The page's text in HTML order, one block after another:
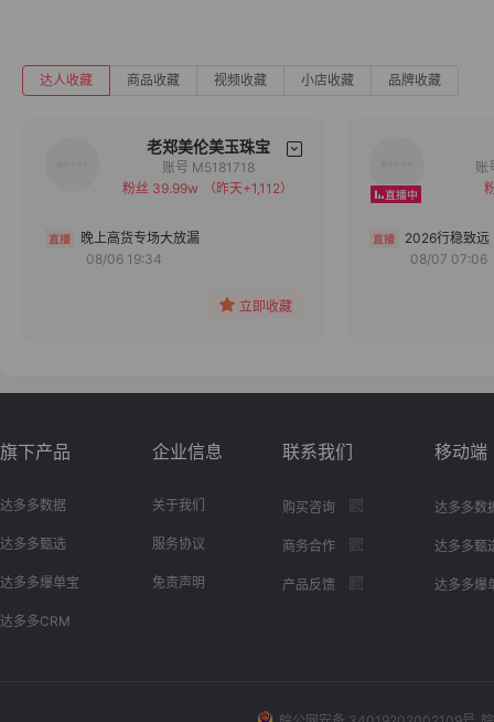
达人收藏 商品收藏 视频收藏 小店收藏 品牌收藏
老郑美伦美玉珠宝
备注
分组
账号 M5181718
粉丝 39.99w
（昨天+1,112）
晚上高货专场大放漏
08/06 19:34
立即收藏
2026行稳致远
08/07 07:06
旗下产品
达多多数据
达多多甄选
达多多爆单宝
达多多CRM
企业信息
关于我们
服务协议
免责声明
联系我们
购买咨询
商务合作
产品反馈
移动端
达多多数
达多多甄
达多多爆